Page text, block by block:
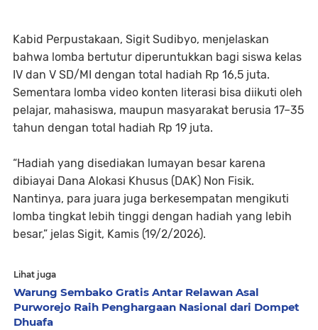
Kabid Perpustakaan, Sigit Sudibyo, menjelaskan
bahwa lomba bertutur diperuntukkan bagi siswa kelas
IV dan V SD/MI dengan total hadiah Rp 16,5 juta.
Sementara lomba video konten literasi bisa diikuti oleh
pelajar, mahasiswa, maupun masyarakat berusia 17–35
tahun dengan total hadiah Rp 19 juta.
“Hadiah yang disediakan lumayan besar karena
dibiayai Dana Alokasi Khusus (DAK) Non Fisik.
Nantinya, para juara juga berkesempatan mengikuti
lomba tingkat lebih tinggi dengan hadiah yang lebih
besar,” jelas Sigit, Kamis (19/2/2026).
Lihat juga
Warung Sembako Gratis Antar Relawan Asal
Purworejo Raih Penghargaan Nasional dari Dompet
Dhuafa